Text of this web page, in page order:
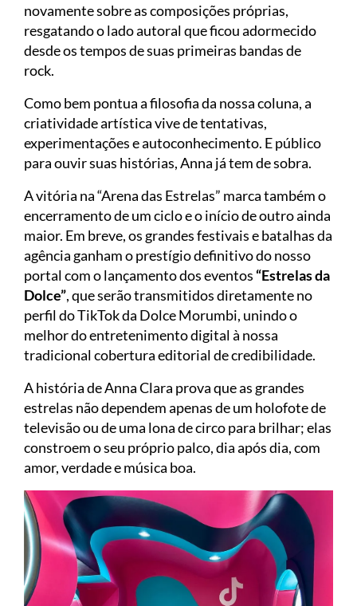
novamente sobre as composições próprias,
resgatando o lado autoral que ficou adormecido
desde os tempos de suas primeiras bandas de
rock.
Como bem pontua a filosofia da nossa coluna, a
criatividade artística vive de tentativas,
experimentações e autoconhecimento. E público
para ouvir suas histórias, Anna já tem de sobra.
A vitória na “Arena das Estrelas” marca também o
encerramento de um ciclo e o início de outro ainda
maior. Em breve, os grandes festivais e batalhas da
agência ganham o prestígio definitivo do nosso
portal com o lançamento dos eventos “Estrelas da
Dolce”, que serão transmitidos diretamente no
perfil do TikTok da Dolce Morumbi, unindo o
melhor do entretenimento digital à nossa
tradicional cobertura editorial de credibilidade.
A história de Anna Clara prova que as grandes
estrelas não dependem apenas de um holofote de
televisão ou de uma lona de circo para brilhar; elas
constroem o seu próprio palco, dia após dia, com
amor, verdade e música boa.